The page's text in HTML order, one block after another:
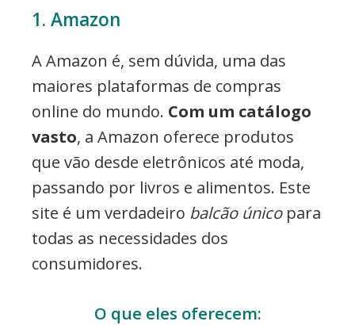
1. Amazon
A Amazon é, sem dúvida, uma das
maiores plataformas de compras
online do mundo. Com um catálogo
vasto, a Amazon oferece produtos
que vão desde eletrônicos até moda,
passando por livros e alimentos. Este
site é um verdadeiro balcão únicopara
todas as necessidades dos
consumidores.
O que eles oferecem: